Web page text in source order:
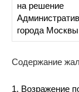
на решение
города Москвы
Содержание
1. Возражение